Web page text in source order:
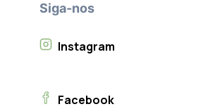
Siga-nos
Instagram
Facebook